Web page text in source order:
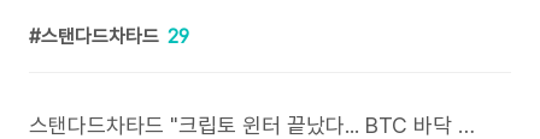
스탠다드차타드 29
스탠다드차타드 "크립토 윈터 끝났다... BTC 바닥 찍어"